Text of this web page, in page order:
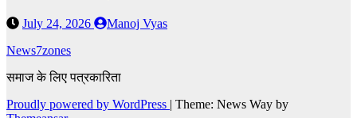
July 24, 2026
Manoj Vyas
News7zones
समाज के लिए पत्रकारिता
Proudly powered by WordPress | Theme: News Way by